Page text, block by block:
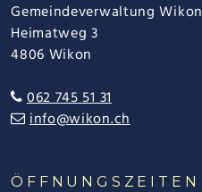
Gemeindeverwaltung Wikon
Heimatweg 3
4806 Wikon
062 745 51 31
info@wikon.ch
ÖFFNUNGSZEITEN